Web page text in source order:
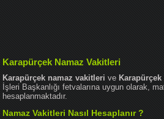
Karapürçek Namaz Vakitleri
Karapürçek namaz vakitleri ve
İşleri Başkanlığı fetvalarına uygun olarak,
hesaplanmaktadır.
Namaz Vakitleri Nasıl Hesaplanır ?